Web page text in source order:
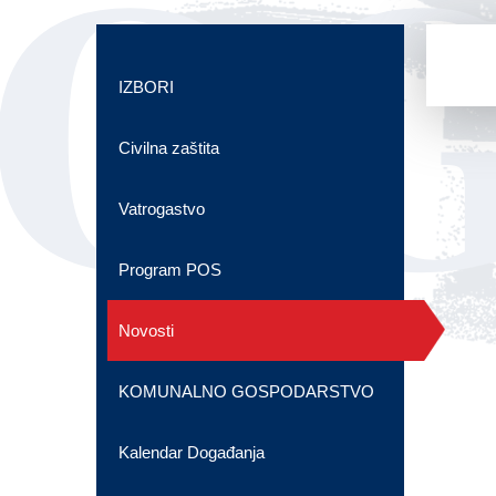
IZBORI
Civilna zaštita
Vatrogastvo
Program POS
Novosti
KOMUNALNO GOSPODARSTVO
Kalendar Događanja